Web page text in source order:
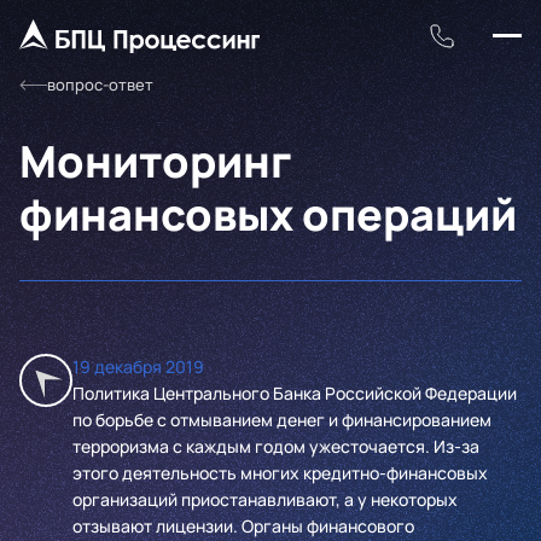
вопрос-ответ
Мониторинг
финансовых операций
19 декабря 2019
Политика Центрального Банка Российской Федерации
по борьбе с отмыванием денег и финансированием
терроризма с каждым годом ужесточается. Из-за
этого деятельность многих кредитно-финансовых
организаций приостанавливают, а у некоторых
отзывают лицензии. Органы финансового